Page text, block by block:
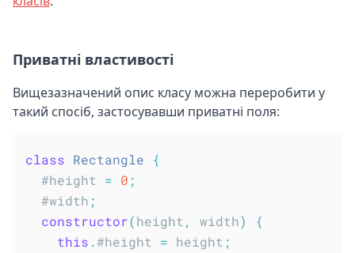
Приватні властивості
Вищезазначений опис класу можна переробити у
такий спосіб, застосувавши приватні поля:
class Rectangle
{
  #height
= 0 ;
  #width
;
constructor(height , width)
{
this .#height = height ;